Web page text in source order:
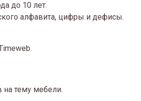
до 10 лет.
алфавита, цифры и дефисы.
на тему мебели.